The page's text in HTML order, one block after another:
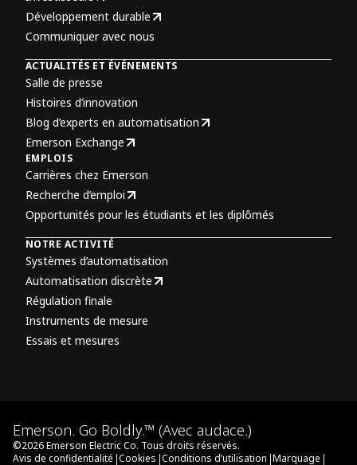
Développement durable
Communiquer avec nous
ACTUALITÉS ET ÉVÉNEMENTS
Salle de presse
Histoires d’innovation
Blog d’experts en automatisation
Emerson Exchange
EMPLOIS
Carrières chez Emerson
Recherche d’emploi
Opportunités pour les étudiants et les diplômés
NOTRE ACTIVITÉ
Systèmes d’automatisation
Automatisation discrète
Régulation finale
Instruments de mesure
Essais et mesures
Emerson. Go Boldly.™ (Avec audace.)
©2026Emerson Electric Co. Tous droits réservés.
Avis de confidentialité |Cookies |Conditions d’utilisation |Marquage |